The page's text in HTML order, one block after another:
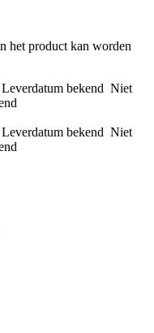
het product kan worden
bekend Niet
bekend Niet